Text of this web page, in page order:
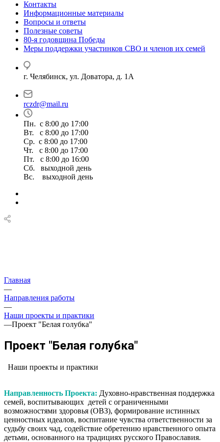
Контакты
Информационные материалы
Вопросы и ответы
Полезные советы
80-я годовщина Победы
Меры поддержки участинков СВО и членов их семей
г. Челябинск, ул. Доватора, д. 1А
rczdr@mail.ru
Пн. с 8:00 до 17:00
Вт. с 8:00 до 17:00
Ср. с 8:00 до 17:00
Чт. с 8:00 до 17:00
Пт. с 8:00 до 16:00
Сб. выходной день
Вс. выходной день
Главная
—
Направления работы
—
Наши проекты и практики
—Проект "Белая голубка"
Проект "Белая голубка"
Наши проекты и практики
Направленность Проекта: Духовно-нравственная поддержка
семей, воспитывающих детей с ограниченными
возможностями здоровья (ОВЗ), формирование истинных
ценностных идеалов, воспитание чувства ответственности за
судьбу своих чад, содействие обретению нравственного опыта
детьми, основанного на традициях русского Православия.